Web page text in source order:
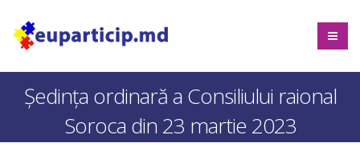
Ședința ordinară a Consiliului raional
Soroca din 23 martie 2023